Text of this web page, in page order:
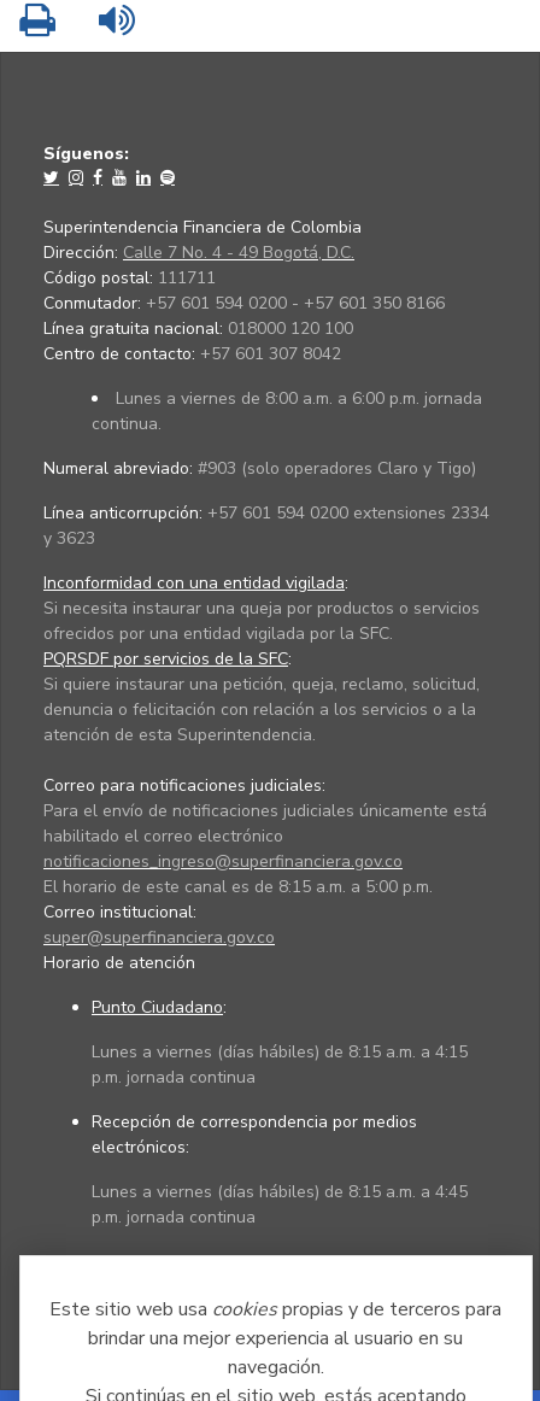
Este sitio web usa cookiespropias y de terceros para
brindar una mejor experiencia al usuario en su
navegación.
Imprimir
Síguenos:
Superintendencia Financiera de Colombia
Dirección: Calle 7 No. 4 - 49 Bogotá, D.C.
Código postal: 111711
Conmutador: +57 601 594 0200 - +57 601 350 8166
Línea gratuita nacional: 018000 120 100
Centro de contacto: +57 601 307 8042
Lunes a viernes de 8:00 a.m. a 6:00 p.m. jornada
continua.
Numeral abreviado: #903 (solo operadores Claro y Tigo)
Línea anticorrupción: +57 601 594 0200 extensiones 2334
y 3623
Inconformidad con una entidad vigilada:
Si necesita instaurar una queja por productos o servicios
ofrecidos por una entidad vigilada por la SFC.
PQRSDF por servicios de la SFC:
Si quiere instaurar una petición, queja, reclamo, solicitud,
denuncia o felicitación con relación a los servicios o a la
atención de esta Superintendencia.
Correo para notificaciones judiciales:
Para el envío de notificaciones judiciales únicamente está
habilitado el correo electrónico
notificaciones_ingreso@superfinanciera.gov.co
El horario de este canal es de 8:15 a.m. a 5:00 p.m.
Correo institucional:
super@superfinanciera.gov.co
Horario de atención
Punto Ciudadano:
Lunes a viernes (días hábiles) de 8:15 a.m. a 4:15
p.m. jornada continua
Recepción de correspondencia por medios
electrónicos:
Lunes a viernes (días hábiles) de 8:15 a.m. a 4:45
p.m. jornada continua